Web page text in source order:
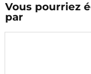
Vous pourriez
par